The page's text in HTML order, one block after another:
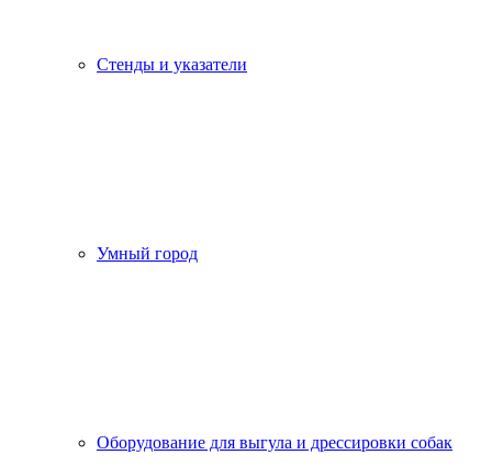
Стенды и указатели
Умный город
Оборудование для выгула и дрессировки собак